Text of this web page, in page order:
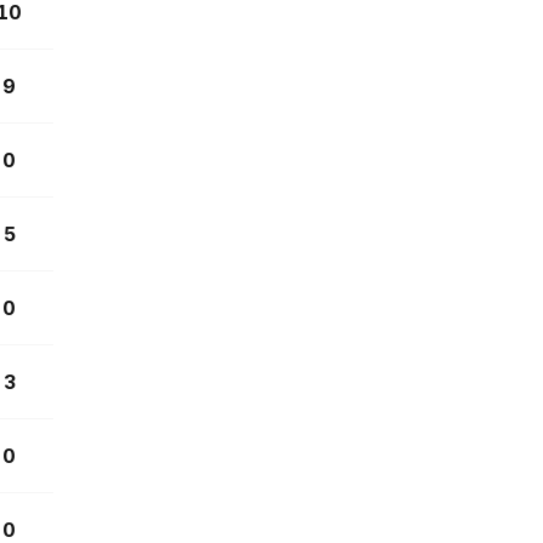
9
0
5
0
3
0
0